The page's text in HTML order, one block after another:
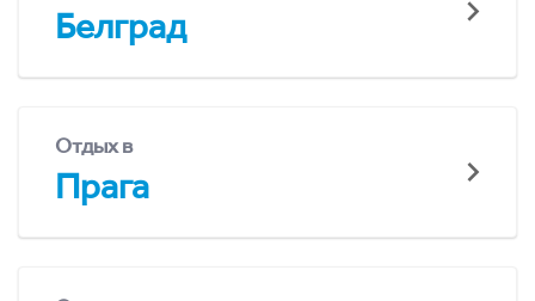
Белград
Отдых в
Прага